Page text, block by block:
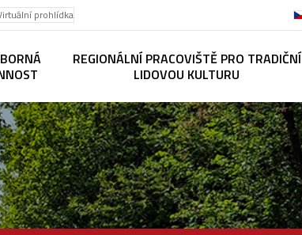
prohlídka
REGIONÁLNÍ PRACOVIŠTĚ PRO TRADIČNÍ
LIDOVOU KULTURU